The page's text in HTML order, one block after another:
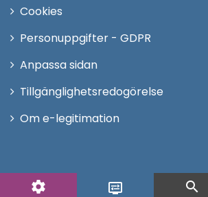
settings display_settings search
Cookies
Personuppgifter - GDPR
Anpassa sidan
Tillgänglighetsredogörelse
Om e-legitimation